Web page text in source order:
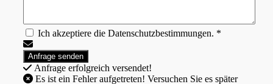
Ich akzeptiere die Datenschutzbestimmungen. *
Anfrage erfolgreich versendet!